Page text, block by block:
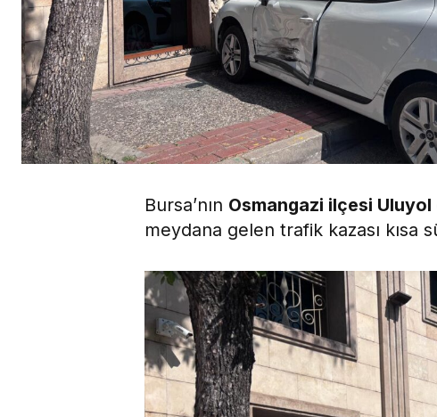
Bursa’nın Osmangazi ilçesi
meydana gelen trafik kazası kısa